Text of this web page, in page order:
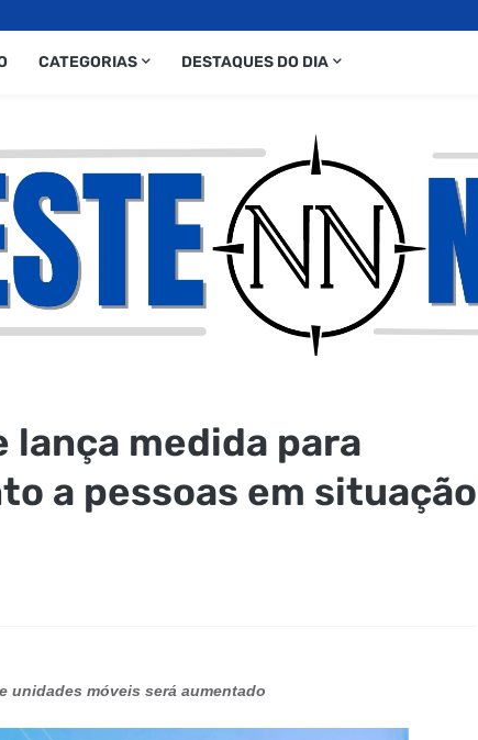
CATEGORIAS DESTAQUES DO DIA
lança medida para
a pessoas em situação
unidades móveis será aumentado